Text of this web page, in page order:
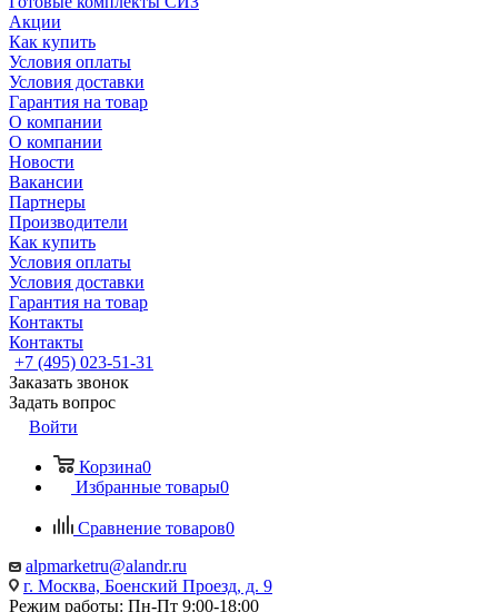
Акции
Как купить
Условия оплаты
Условия доставки
Гарантия на товар
О компании
О компании
Новости
Вакансии
Партнеры
Производители
Как купить
Условия оплаты
Условия доставки
Гарантия на товар
Контакты
Контакты
+7 (495) 023-51-31
Заказать звонок
Задать вопрос
Войти
Корзина0
Избранные товары0
Сравнение товаров0
alpmarketru@alandr.ru
г. Москва, Боенский Проезд, д. 9
Режим работы: Пн-Пт 9:00-18:00